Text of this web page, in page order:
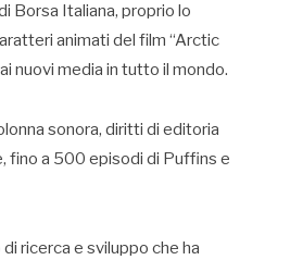
Borsa Italiana, proprio lo
animati del film “Arctic
nuovi media in tutto il mondo.
sonora, diritti di editoria
fino a 500 episodi di Puffins e
ricerca e sviluppo che ha